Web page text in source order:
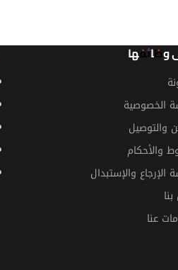
وظائفها
الخصوصية
والتوصيل
والأحكام
الإرجاع والإستبدال
عنا